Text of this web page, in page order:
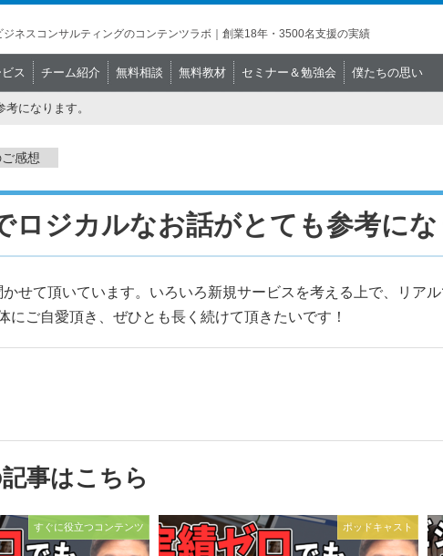
ネスコンサルティングのコンテンツラボ｜創業18年・3500名支援の実績
ス チーム紹介 無料相談 無料教材 セミナー＆勉強会 僕たちの思い
になります。
感想
ロジカルなお話がとても参考にな
せて頂いています。いろいろ新規サービスを考える上で、リア
にご自愛頂き、ぜひとも長く続けて頂きたいです！
事はこちら
すぐに役立つコンテンツ ポッドキャスト